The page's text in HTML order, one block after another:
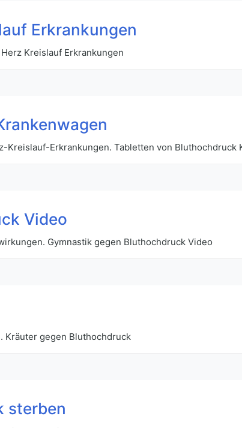
Erkrankungen
Kreislauf Erkrankungen
Kreislauf-Erkrankungen. Tabletten von Bluthochdruck
Video
Gymnastik gegen Bluthochdruck Video
Kräuter gegen Bluthochdruck
sterben